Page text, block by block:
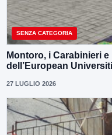
SENZA CATEGORIA
Montoro, i Carabinieri
dell’European
27 LUGLIO 2026